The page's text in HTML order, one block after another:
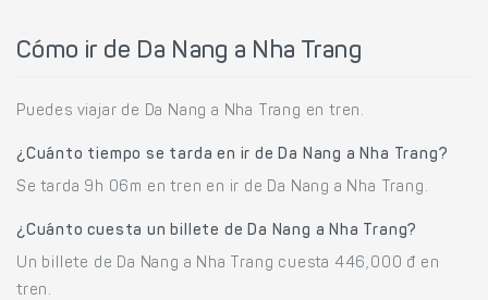
Cómo ir de Da Nang a Nha Trang
Puedes viajar de Da Nang a Nha Trang en tren.
¿Cuánto tiempo se tarda en ir de Da Nang a Nha Trang?
Se tarda 9h 06m en tren en ir de Da Nang a Nha Trang.
¿Cuánto cuesta un billete de Da Nang a Nha Trang?
Un billete de Da Nang a Nha Trang cuesta 446,000 đ en
tren.